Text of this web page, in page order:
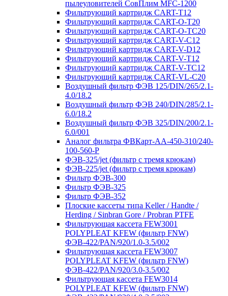
пылеуловителей СовПлим MFC-1200
Фильтрующий картридж CART-T12
Фильтрующий картридж CART-O-T20
Фильтрующий картридж CART-O-TC20
Фильтрующий картридж CART-V-C12
Фильтрующий картридж CART-V-D12
Фильтрующий картридж CART-V-T12
Фильтрующий картридж CART-V-TC12
Фильтрующий картридж CART-VL-C20
Воздушный фильтр ФЭВ 125/DIN/265/2.1-
4.0/18.2
Воздушный фильтр ФЭВ 240/DIN/285/2.1-
6.0/18.2
Воздушный фильтр ФЭВ 325/DIN/200/2.1-
6.0/001
Аналог фильтра ФВКарт-АА-450-310/240-
100-560-P
ФЭВ-325/jet (фильтр с тремя крюкам)
ФЭВ-225/jet (фильтр с тремя крюкам)
Фильтр ФЭВ-300
Фильтр ФЭВ-325
Фильтр ФЭВ-352
Плоские кассеты типа Keller / Handte /
Herding / Sinbran Gore / Probran PTFE
Фильтрующая кассета FEW3001
POLYPLEAT KFEW (фильтр FNW)
ФЭВ-422/PAN/920/1.0-3.5/002
Фильтрующая кассета FEW3007
POLYPLEAT KFEW (фильтр FNW)
ФЭВ-422/PAN/920/3.0-3.5/002
Фильтрующая кассета FEW3014
POLYPLEAT KFEW (фильтр FNW)